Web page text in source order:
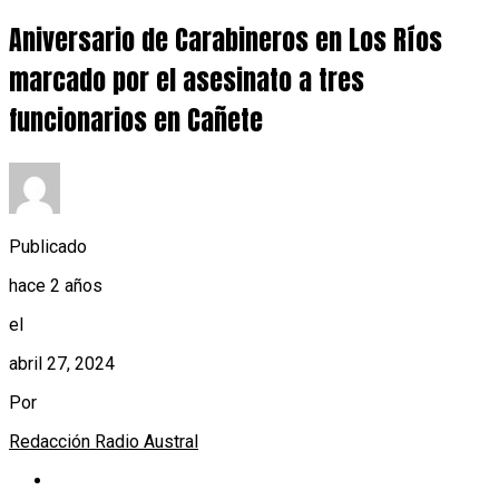
Aniversario de Carabineros en Los Ríos
marcado por el asesinato a tres
funcionarios en Cañete
Publicado
hace 2 años
el
abril 27, 2024
Por
Redacción Radio Austral